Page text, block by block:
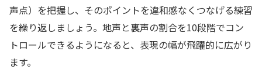
声点）を把握し、そのポイントを違和感なくつなげる練習
を繰り返しましょう。地声と裏声の割合を10段階でコン
トロールできるようになると、表現の幅が飛躍的に広がり
ます。